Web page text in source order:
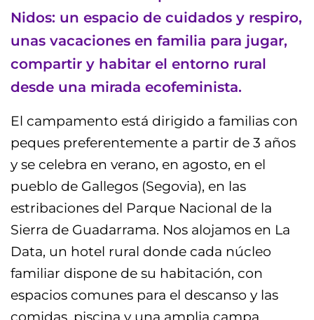
Nidos: un espacio de cuidados y respiro,
unas vacaciones en familia para jugar,
compartir y habitar el entorno rural
desde una mirada ecofeminista.
El campamento está dirigido a familias con
peques preferentemente a partir de 3 años
y se celebra en verano, en agosto, en el
pueblo de Gallegos (Segovia), en las
estribaciones del Parque Nacional de la
Sierra de Guadarrama. Nos alojamos en La
Data, un hotel rural donde cada núcleo
familiar dispone de su habitación, con
espacios comunes para el descanso y las